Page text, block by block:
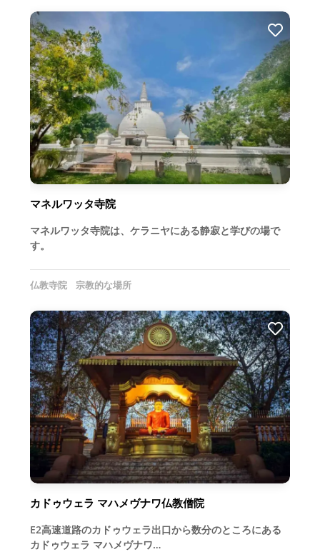
マネルワッタ寺院
マネルワッタ寺院は、ケラニヤにある静寂と学びの場で
す。
仏教寺院 宗教的な場所
カドゥウェラ マハメヴナワ仏教僧院
E2高速道路のカドゥウェラ出口から数分のところにある
カドゥウェラ マハメヴナワ…